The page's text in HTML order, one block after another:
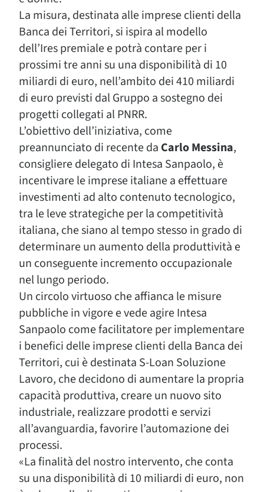
La misura, destinata alle imprese clienti della
Banca dei Territori, si ispira al modello
dell’Ires premiale e potrà contare per i
prossimi tre anni su una disponibilità di 10
miliardi di euro, nell’ambito dei 410 miliardi
di euro previsti dal Gruppo a sostegno dei
progetti collegati al PNRR.
L’obiettivo dell’iniziativa, come
preannunciato di recente da Carlo Messina,
consigliere delegato di Intesa Sanpaolo, è
incentivare le imprese italiane a effettuare
investimenti ad alto contenuto tecnologico,
tra le leve strategiche per la competitività
italiana, che siano al tempo stesso in grado di
determinare un aumento della produttività e
un conseguente incremento occupazionale
nel lungo periodo.
Un circolo virtuoso che affianca le misure
pubbliche in vigore e vede agire Intesa
Sanpaolo come facilitatore per implementare
i benefici delle imprese clienti della Banca dei
Territori, cui è destinata S-Loan Soluzione
Lavoro, che decidono di aumentare la propria
capacità produttiva, creare un nuovo sito
industriale, realizzare prodotti e servizi
all’avanguardia, favorire l’automazione dei
processi.
«La finalità del nostro intervento, che conta
su una disponibilità di 10 miliardi di euro, non